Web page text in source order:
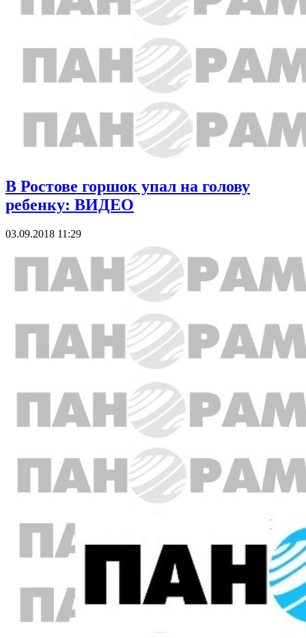
В Ростове горшок упал на голову
ребенку: ВИДЕО
03.09.2018 11:29